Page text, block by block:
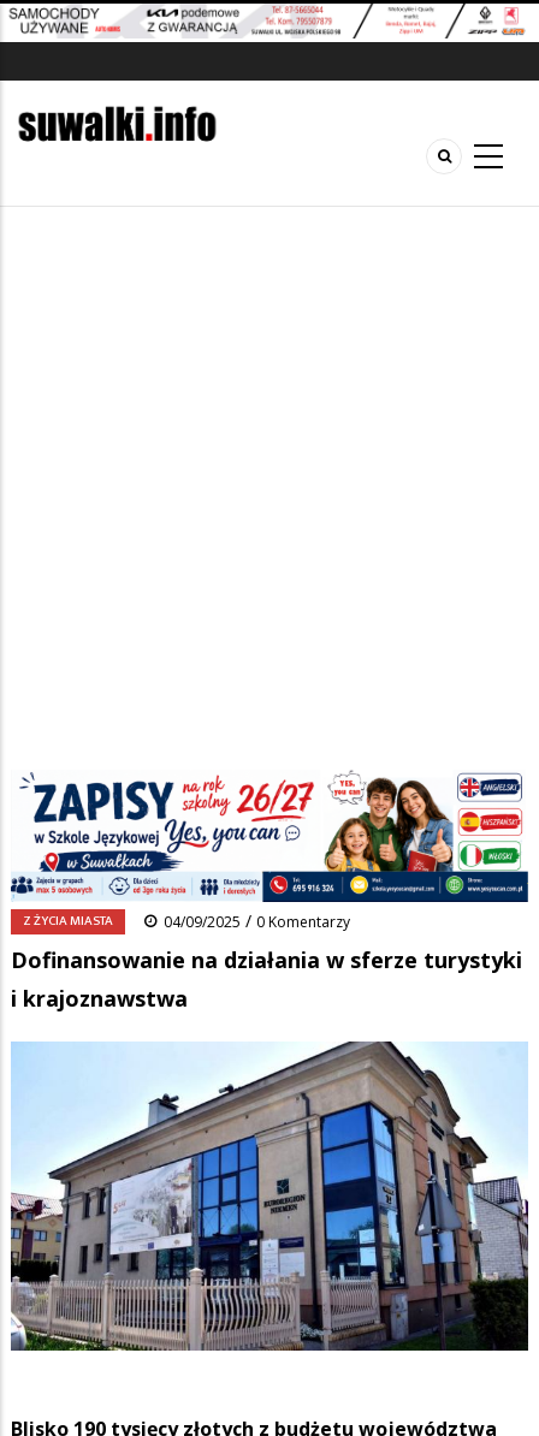
Ścieżka
nawigacyjna
Strona główna/Wiadomości /Z życia miasta/
Dofinansowanie na działania w sferze turystyki i krajoznawstwa
Facebook PinterestTumblr
0 Reddit Share
Z ŻYCIA MIASTA 04/09/2025 / 0 Komentarzy
Dofinansowanie na działania w sferze turystyki
i krajoznawstwa
Blisko 190 tysięcy złotych z budżetu województwa